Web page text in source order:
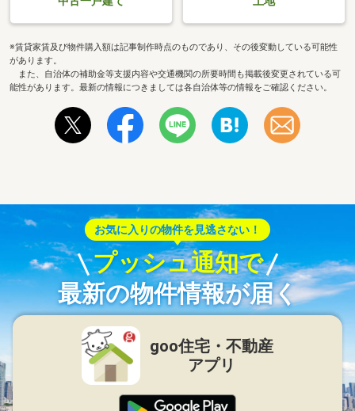
※賃貸家賃及び物件購入額は記事制作時点のものであり、その後変動している可能性
があります。
また、自治体の補助金等支援内容や交通機関の所要時間も掲載後変更されている可
能性があります。最新の情報につきましては各自治体等の情報をご確認ください。
お気に入りの物件を見逃さない！
プッシュ通知で
最新の物件情報が届く
goo住宅・不動産
アプリ